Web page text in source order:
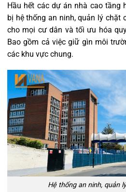
Hầu hết các dự án nhà cao tầng
bị hệ thống an ninh, quản lý chặt
cho mọi cư dân và tối ưu hóa
Bao gồm cả việc giữ gìn môi
các khu vực chung.
Hệ thống an ninh, quản